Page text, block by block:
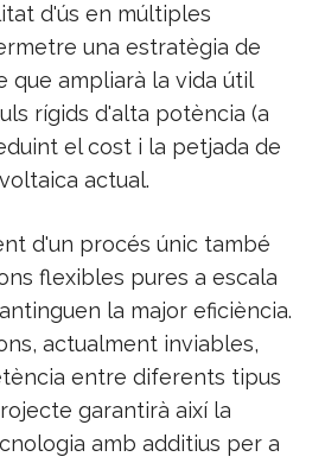
d'ús en múltiples
una estratègia de
que ampliarà la vida útil
rígids d'alta potència (a
el cost i la petjada de
actual.
d'un procés únic també
flexibles pures a escala
la major eficiència.
actualment inviables,
entre diferents tipus
garantirà així la
amb additius per a